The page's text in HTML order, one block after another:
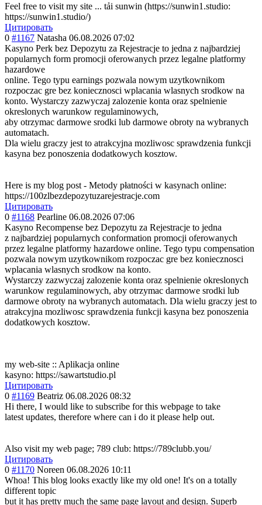
Feel free to visit my site ... tải sunwin (https://sunwin1.studio:
https://sunwin1.studio/)
Цитировать
0 #1167 Natasha 06.08.2026 07:02
Kasyno Perk bez Depozytu za Rejestracje to jedna z najbardziej
popularnych form promocji oferowanych przez legalne platformy
hazardowe
online. Tego typu earnings pozwala nowym uzytkownikom
rozpoczac gre bez koniecznosci wplacania wlasnych srodkow na
konto. Wystarczy zazwyczaj zalozenie konta oraz spelnienie
okreslonych warunkow regulaminowych,
aby otrzymac darmowe srodki lub darmowe obroty na wybranych
automatach.
Dla wielu graczy jest to atrakcyjna mozliwosc sprawdzenia funkcji
kasyna bez ponoszenia dodatkowych kosztow.
Here is my blog post - Metody płatności w kasynach online:
https://100zlbezdepozytuzarejestracje.com
Цитировать
0 #1168 Pearline 06.08.2026 07:06
Kasyno Recompense bez Depozytu za Rejestracje to jedna
z najbardziej popularnych conformation promocji oferowanych
przez legalne platformy hazardowe online. Tego typu compensation
pozwala nowym uzytkownikom rozpoczac gre bez koniecznosci
wplacania wlasnych srodkow na konto.
Wystarczy zazwyczaj zalozenie konta oraz spelnienie okreslonych
warunkow regulaminowych, aby otrzymac darmowe srodki lub
darmowe obroty na wybranych automatach. Dla wielu graczy jest to
atrakcyjna mozliwosc sprawdzenia funkcji kasyna bez ponoszenia
dodatkowych kosztow.
my web-site :: Aplikacja online
kasyno: https://sawartstudio.pl
Цитировать
0 #1169 Beatriz 06.08.2026 08:32
Hi there, I would like to subscribe for this webpage to take
latest updates, therefore where can i do it please help out.
Also visit my web page; 789 club: https://789clubb.you/
Цитировать
0 #1170 Noreen 06.08.2026 10:11
Whoa! This blog looks exactly like my old one! It's on a totally
different topic
but it has pretty much the same page layout and design. Superb